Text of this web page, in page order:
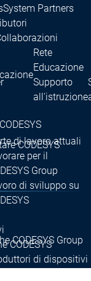
System Partners
Rete
Educazione
Supporto
all'istruzione
di lavoro attuali
per il
Group
di sviluppo su
CODESYS
di dispositivi
CODESYS
CODESYS Group